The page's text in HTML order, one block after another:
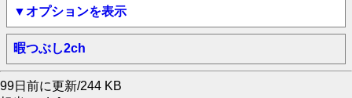
▼オプションを表示
暇つぶし2ch
99日前に更新/244 KB